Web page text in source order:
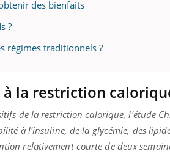
des bienfaits
?
régimes traditionnels ?
la restriction
de la restriction calorique, l'étude
à l'insuline, de la glycémie, des
relativement courte de deux